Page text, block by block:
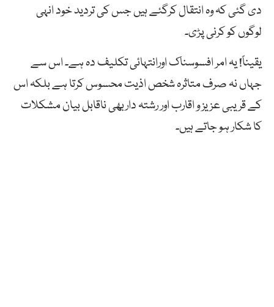
دی گئی کہ وہ انتقال کرگئے ہیں جس کی تردید خود انہی
لوگوں کو کرنی پڑی۔
یقیناً! یہ امر افسوسناک اورانتہائی تکلیف دہ ہے۔ اس سے
جہاں نہ صرف متاثرہ شخص اذیت محسوس کرتا ہے بلکہ اس
کے قریبی عزیز و اقارب اور رشتہ داربھی ناقابل بیان مشکلات
کا شکار ہو جاتے ہیں۔